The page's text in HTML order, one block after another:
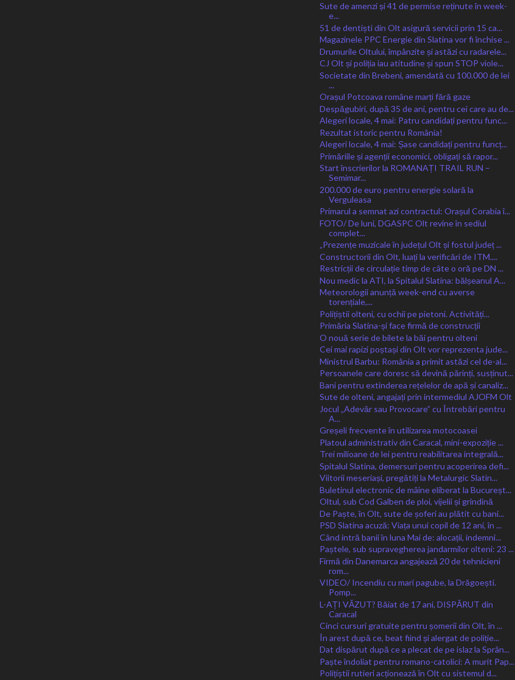
Sute de amenzi și 41 de permise reținute în week-
e...
51 de dentiști din Olt asigură servicii prin 15 ca...
Magazinele PPC Energie din Slatina vor fi închise ...
Drumurile Oltului, împânzite și astăzi cu radarele...
CJ Olt și poliția iau atitudine și spun STOP viole...
Societate din Brebeni, amendată cu 100.000 de lei
...
Orașul Potcoava române marți fără gaze
Despăgubiri, după 35 de ani, pentru cei care au de...
Alegeri locale, 4 mai: Patru candidați pentru func...
Rezultat istoric pentru România!
Alegeri locale, 4 mai: Șase candidați pentru funcț...
Primăriile și agenții economici, obligați să rapor...
Start înscrierilor la ROMANAȚI TRAIL RUN –
Semimar...
200.000 de euro pentru energie solară la
Verguleasa
Primarul a semnat azi contractul: Orașul Corabia î...
FOTO/ De luni, DGASPC Olt revine în sediul
complet...
„Prezențe muzicale în județul Olt și fostul județ ...
Constructorii din Olt, luați la verificări de ITM....
Restricții de circulație timp de câte o oră pe DN ...
Nou medic la ATI, la Spitalul Slatina: bălșeanul A...
Meteorologii anunță week-end cu averse
torențiale,...
Polițiștii olteni, cu ochii pe pietoni. Activități...
Primăria Slatina-și face firmă de construcții
O nouă serie de bilete la băi pentru olteni
Cei mai rapizi poștași din Olt vor reprezenta jude...
Ministrul Barbu: România a primit astăzi cel de-al...
Persoanele care doresc să devină părinți, susținut...
Bani pentru extinderea rețelelor de apă și canaliz...
Sute de olteni, angajați prin intermediul AJOFM Olt
Jocul „Adevăr sau Provocare” cu Întrebări pentru
A...
Greșeli frecvente în utilizarea motocoasei
Platoul administrativ din Caracal, mini-expoziție ...
Trei milioane de lei pentru reabilitarea integrală...
Spitalul Slatina, demersuri pentru acoperirea defi...
Viitorii meseriași, pregătiți la Metalurgic Slatin...
Buletinul electronic de mâine eliberat la Bucureșt...
Oltul, sub Cod Galben de ploi, vijelii și grindină
De Paște, în Olt, sute de șoferi au plătit cu bani...
PSD Slatina acuză: Viața unui copil de 12 ani, în ...
Când intră banii în luna Mai de: alocații, indemni...
Paștele, sub supravegherea jandarmilor olteni: 23 ...
Firmă din Danemarca angajează 20 de tehnicieni
rom...
VIDEO/ Incendiu cu mari pagube, la Drăgoești.
Pomp...
L-AȚI VĂZUT? Băiat de 17 ani, DISPĂRUT din
Caracal
Cinci cursuri gratuite pentru șomerii din Olt, în ...
În arest după ce, beat fiind și alergat de poliție...
Dat dispărut după ce a plecat de pe islaz la Sprân...
Paște îndoliat pentru romano-catolici: A murit Pap...
Polițiștii rutieri acționează în Olt cu sistemul d...